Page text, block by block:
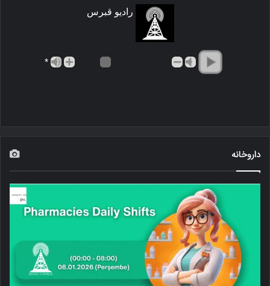
رادیو قبرس
*
داروخانه